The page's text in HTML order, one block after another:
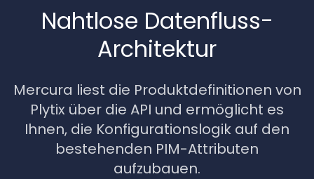
Nahtlose Datenfluss-
Architektur
Mercura liest die Produktdefinitionen von
Plytix über die API und ermöglicht es
Ihnen, die Konfigurationslogik auf den
bestehenden PIM-Attributen
aufzubauen.